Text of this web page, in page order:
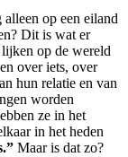
op een eiland
Dit is wat er
op de wereld
over iets, over
hun relatie en van
worden
ze in het
in het heden
Maar is dat zo?